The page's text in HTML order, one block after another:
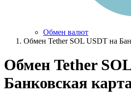
Обмен валют
Обмен Tether SOL USDT на
Обмен Tether
Банковская